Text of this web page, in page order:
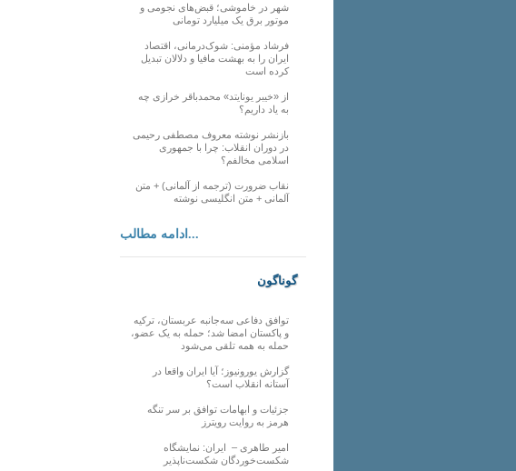
شهر در خاموشی؛ قبض‌های نجومی و
موتور برق یک میلیارد تومانی
فرشاد مؤمنی: شوک‌درمانی، اقتصاد
ایران را به بهشت مافیا و دلالان تبدیل
کرده است
از «خیبر یونایتد» محمدباقر خرازی چه
به یاد داریم؟
بازنشر نوشته معروف مصطفی رحیمی
در دوران انقلاب: چرا با جمهوری
اسلامی مخالفم؟
نقاب ضرورت (ترجمه از آلمانی) + متن
آلمانی + متن انگلیسی نوشته
ادامه مطالب...
گوناگون
توافق دفاعی سه‌جانبه عربستان، ترکیه
و پاکستان امضا شد؛ حمله به یک عضو،
حمله به همه تلقی می‌شود
گزارش یورونیوز؛ آیا ایران واقعا در
آستانه انقلاب است؟
جزئیات و ابهامات توافق بر سر تنگه
هرمز به روایت رویترز
امیر طاهری – ایران: نمایشگاه
شکست‌خوردگان شکست‌ناپذیر